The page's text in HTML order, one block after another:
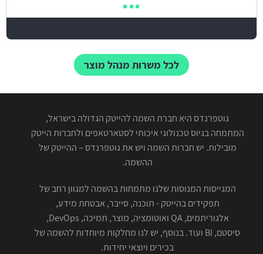
לכל משרות מנהל מוצר
גוטפרנדס היא חברת השמה להייטק הגדולה בישראל,
המתמחה בגיוס טכנולוגי איכותי לסטארטאפים ולחברות הייטק
מובילות. יש חברות השמה ויש את גוטפרנדס – ההייטק של
ההשמה.
המגייסות המנוסות שלנו מתמחות בהשמה למגוון רחב של
תפקידים בהייטק - תוכנה, סייבר, אבטחת מידע,
אלגוריתמים, QA ואוטומציה, מוצר, תמיכה, DevOps,
סיסטם, BI ועוד. בנוסף, יש לנו מחלקות מיוחדות להשמה של
בכירים ויוצאי יחידות.